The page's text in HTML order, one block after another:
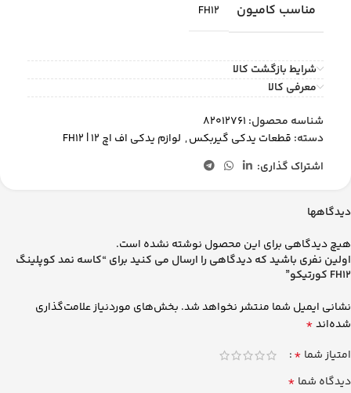
مناسب کامیون FH12
شرایط بازگشت کالا
معرفی کالا
شناسه محصول: 82012761
دسته: قطعات یدکی گیربکس, لوازم یدکی اف اچ 12 | FH12
اشتراک گذاری:
دیدگاهها
هیچ دیدگاهی برای این محصول نوشته نشده است.
اولین نفری باشید که دیدگاهی را ارسال می کنید برای “کاسه نمد کوپلینگ
FH12 کورتیکو”
نشانی ایمیل شما منتشر نخواهد شد. بخش‌های موردنیاز علامت‌گذاری
شده‌اند*
امتیاز شما *
دیدگاه شما *